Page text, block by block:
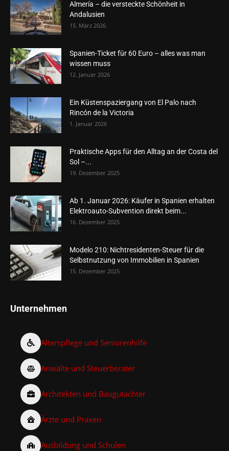
Almería – die versteckte Schönheit in
Andalusien
15. März 2026
Spanien-Ticket für 60 Euro – alles was man
wissen muss
12. Januar 2026
Ein Küstenspaziergang von El Palo nach
Rincón de la Victoria
1. Januar 2026
Praktische Apps für den Alltag an der Costa del
Sol –...
19. Dezember 2025
Ab 1. Januar 2026: Käufer in Spanien erhalten
Elektroauto-Subvention direkt beim...
16. Dezember 2025
Modelo 210: Nichtresidenten-Steuer für die
Selbstnutzung von Immobilien in Spanien
15. Dezember 2025
Unternehmen
Alterspflege und Seniorenhilfe
Anwälte und Steuerberater
Architekten und Baugutachter
Ärzte und Praxen
Ausbildung und Schulen